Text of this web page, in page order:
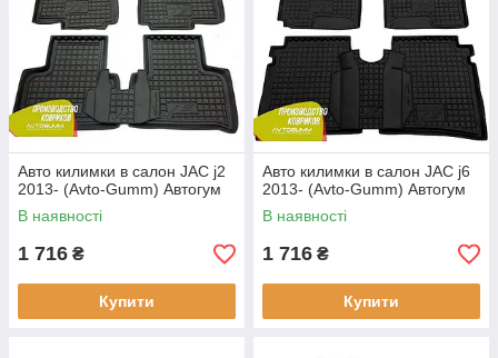
Авто килимки в салон JAC j2
2013- (Avto-Gumm) Автогум
В наявності
1 716 ₴
Купити
Авто килимки в салон JAC j6
2013- (Avto-Gumm) Автогум
В наявності
1 716 ₴
Купити